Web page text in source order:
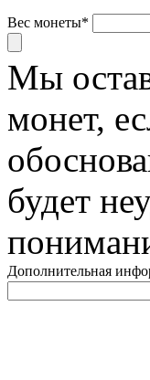
Вес монеты*
Мы
монет,
будет
Дополнительная